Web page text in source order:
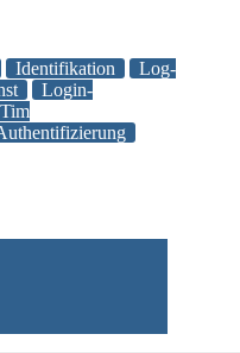
Identifikation
Log-
Login-
Tim